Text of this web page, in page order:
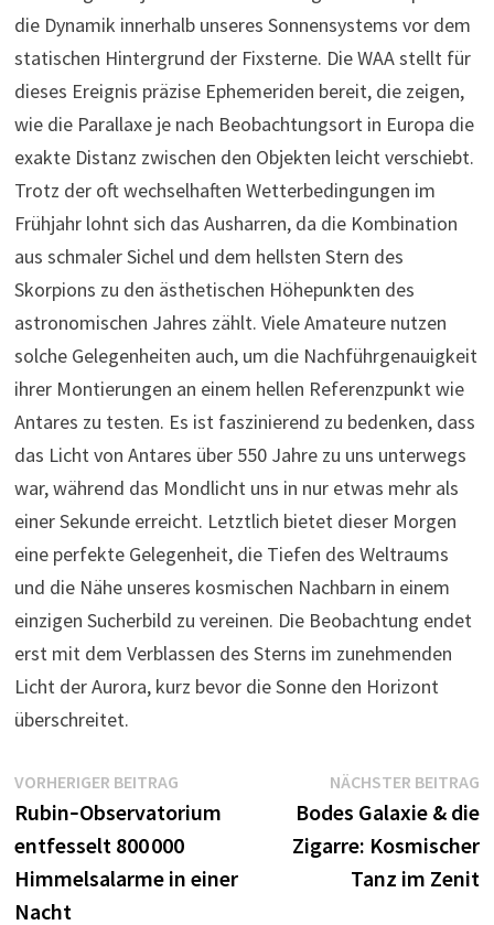
die Dynamik innerhalb unseres Sonnensystems vor dem
statischen Hintergrund der Fixsterne. Die WAA stellt für
dieses Ereignis präzise Ephemeriden bereit, die zeigen,
wie die Parallaxe je nach Beobachtungsort in Europa die
exakte Distanz zwischen den Objekten leicht verschiebt.
Trotz der oft wechselhaften Wetterbedingungen im
Frühjahr lohnt sich das Ausharren, da die Kombination
aus schmaler Sichel und dem hellsten Stern des
Skorpions zu den ästhetischen Höhepunkten des
astronomischen Jahres zählt. Viele Amateure nutzen
solche Gelegenheiten auch, um die Nachführgenauigkeit
ihrer Montierungen an einem hellen Referenzpunkt wie
Antares zu testen. Es ist faszinierend zu bedenken, dass
das Licht von Antares über 550 Jahre zu uns unterwegs
war, während das Mondlicht uns in nur etwas mehr als
einer Sekunde erreicht. Letztlich bietet dieser Morgen
eine perfekte Gelegenheit, die Tiefen des Weltraums
und die Nähe unseres kosmischen Nachbarn in einem
einzigen Sucherbild zu vereinen. Die Beobachtung endet
erst mit dem Verblassen des Sterns im zunehmenden
Licht der Aurora, kurz bevor die Sonne den Horizont
überschreitet.
Beitragsnavigation
VORHERIGER BEITRAG
Beitrag:
Rubin‑Observatorium
entfesselt 800 000
Himmelsalarme in einer
Nacht
NÄCHSTER BEITRAG
Bodes Galaxie & die
Zigarre: Kosmischer
Tanz im Zenit